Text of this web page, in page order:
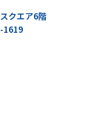
クエア6階
1619